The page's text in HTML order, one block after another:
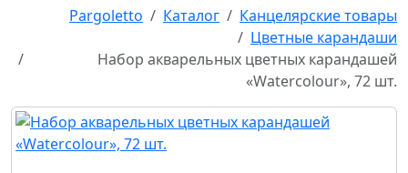
Pargoletto Каталог
Канцелярские товары
Цветные карандаши
Набор акварельных цветных карандашей
«Watercolour», 72 шт.